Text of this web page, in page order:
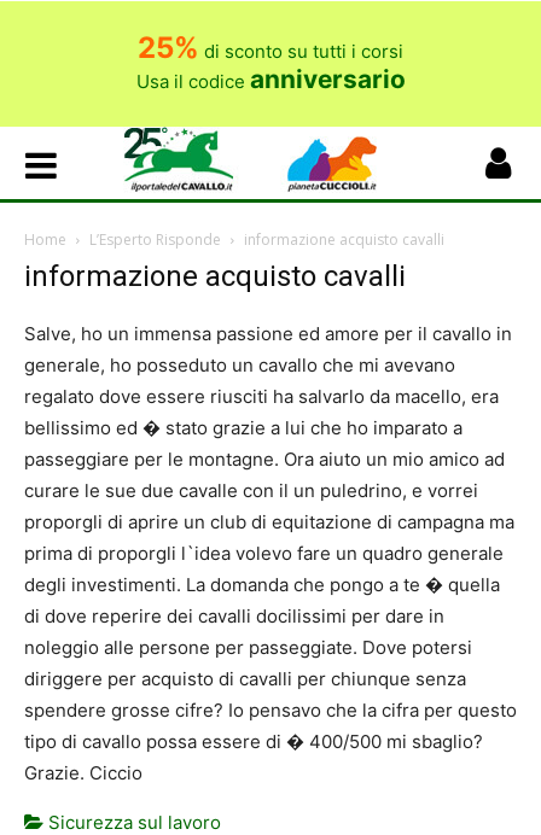
25% di sconto su tutti i corsi
Usa il codice anniversario
Home L’Esperto Risponde informazione acquisto cavalli
informazione acquisto cavalli
Salve, ho un immensa passione ed amore per il cavallo in
generale, ho posseduto un cavallo che mi avevano
regalato dove essere riusciti ha salvarlo da macello, era
bellissimo ed � stato grazie a lui che ho imparato a
passeggiare per le montagne. Ora aiuto un mio amico ad
curare le sue due cavalle con il un puledrino, e vorrei
proporgli di aprire un club di equitazione di campagna ma
prima di proporgli l`idea volevo fare un quadro generale
degli investimenti. La domanda che pongo a te � quella
di dove reperire dei cavalli docilissimi per dare in
noleggio alle persone per passeggiate. Dove potersi
diriggere per acquisto di cavalli per chiunque senza
spendere grosse cifre? Io pensavo che la cifra per questo
tipo di cavallo possa essere di � 400/500 mi sbaglio?
Grazie. Ciccio
Sicurezza sul lavoro